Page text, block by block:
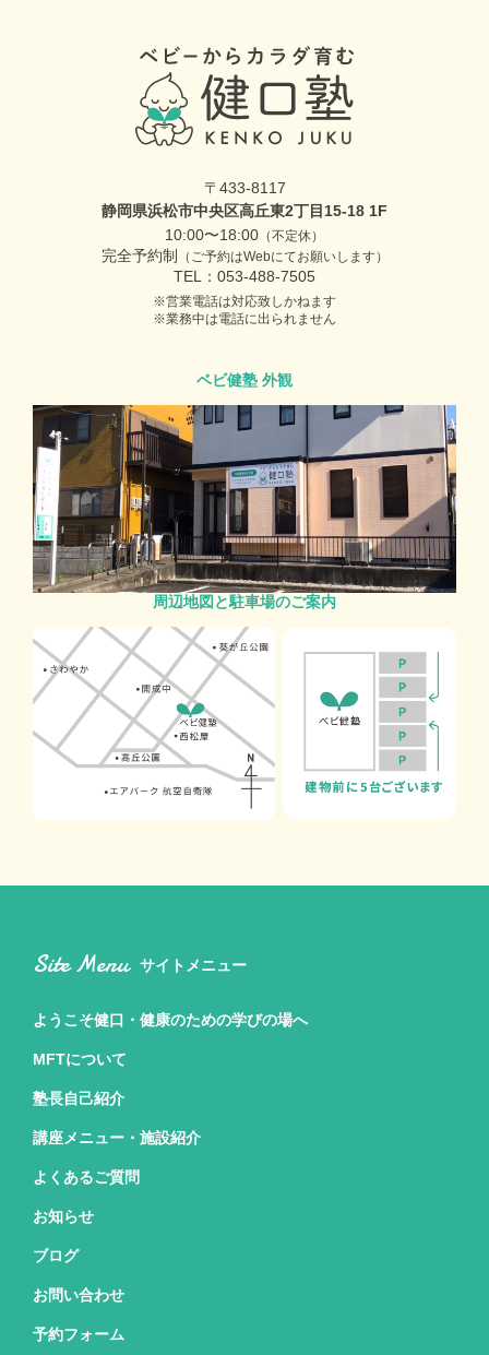
〒433-8117
静岡県浜松市中央区高丘東2丁目15-18 1F
10:00〜18:00 （不定休）
完全予約制 （ご予約はWebにてお願いします）
TEL：053-488-7505
営業電話は対応致しかねます
業務中は電話に出られません
ベビ健塾 外観
周辺地図と駐車場のご案内
Site Menu サイトメニュー
ようこそ健口・健康のための学びの場へ
MFTについて
塾長自己紹介
講座メニュー・施設紹介
よくあるご質問
お知らせ
ブログ
お問い合わせ
予約フォーム